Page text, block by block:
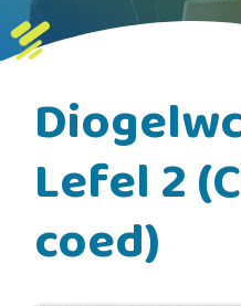
Lefel 2
coed)